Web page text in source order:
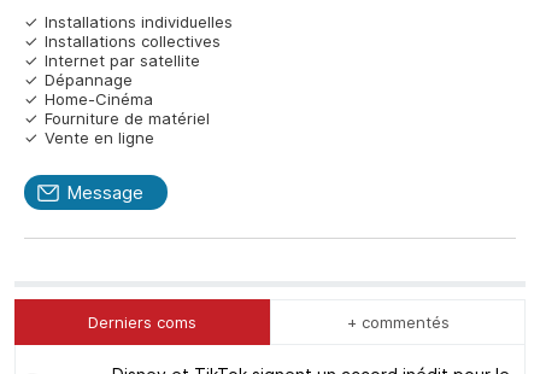
Installations individuelles
Installations collectives
Internet par satellite
Dépannage
Home-Cinéma
Fourniture de matériel
Vente en ligne
Message
Derniers coms + commentés